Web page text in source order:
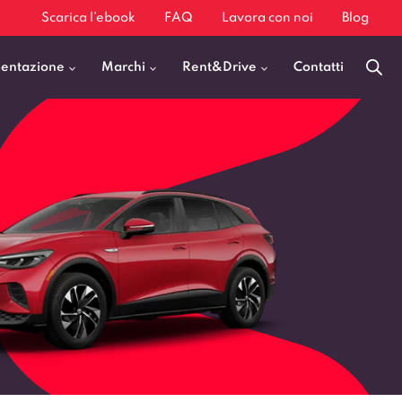
Scarica l’ebook FAQ Lavora con noi Blog
Elettrica
Ibrida
Marchi
BMW X1
Audi Q3
Audi A3
Kia Sportage
Jeep Avenger
VEDI TUTTI
Rent&Drive Contatti